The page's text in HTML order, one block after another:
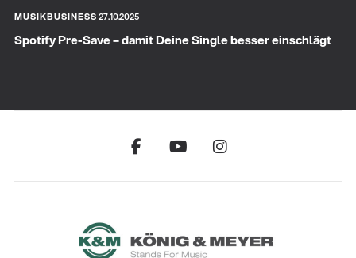
MUSIKBUSINESS27.10.2025
Spotify Pre-Save – damit Deine Single besser einschlägt